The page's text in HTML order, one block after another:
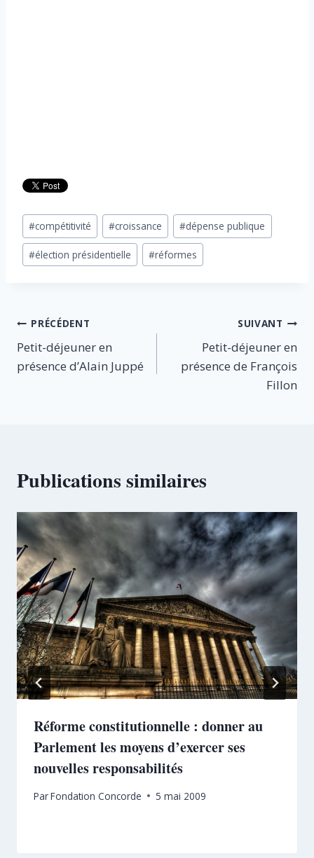
Étiquettes
de
la
#compétitivité #croissance #dépense publique
#élection présidentielle #réformes
Navigation
de
PRÉCÉDENT
Petit-déjeuner en
présence d’Alain Juppé
SUIVANT
Petit-déjeuner en
présence de François
Fillon
Publications similaires
Réforme constitutionnelle : donner au
Parlement les moyens d’exercer ses
nouvelles responsabilités
ParFondation Concorde 5 mai 2009